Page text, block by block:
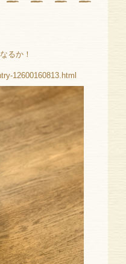
るか！
12600160813.html